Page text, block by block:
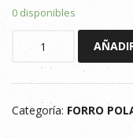
0 disponibles
ALTA
Categoría: FORRO